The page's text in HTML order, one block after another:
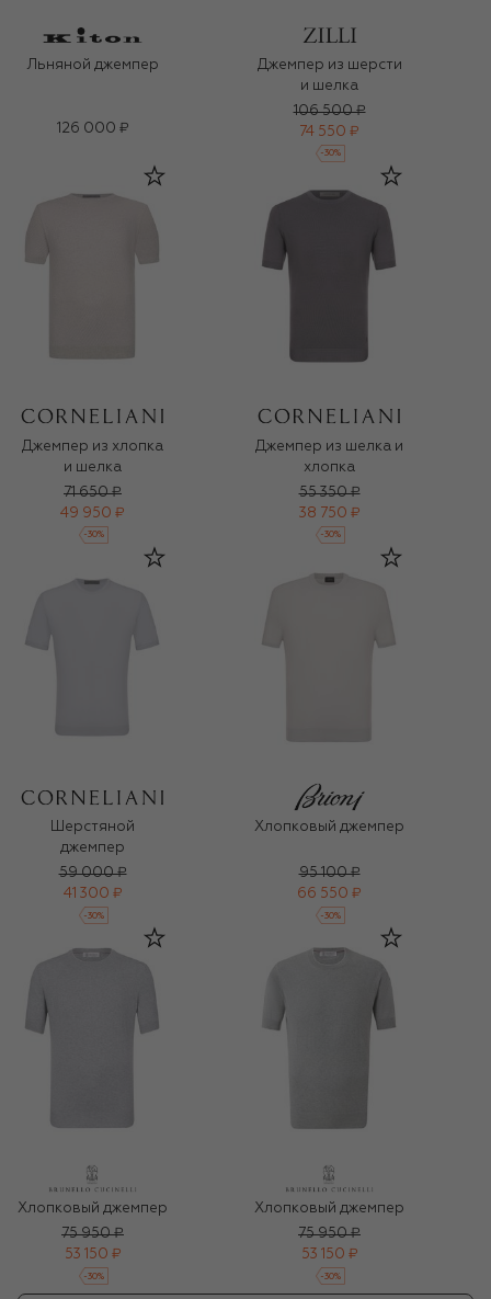
Льняной джемпер
126 000 ₽
Джемпер из шерсти
и шелка
106 500 ₽
74 550 ₽
-30%
Джемпер из хлопка
и шелка
71 650 ₽
49 950 ₽
-30%
Джемпер из шелка и
хлопка
55 350 ₽
38 750 ₽
-30%
Шерстяной
джемпер
59 000 ₽
41 300 ₽
-30%
Хлопковый джемпер
95 100 ₽
66 550 ₽
-30%
Хлопковый джемпер
75 950 ₽
53 150 ₽
-30%
Хлопковый джемпер
75 950 ₽
53 150 ₽
-30%